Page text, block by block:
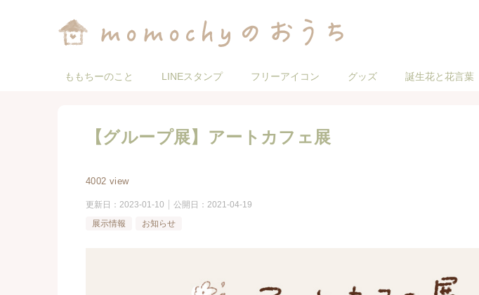
ももちーのこと LINEスタンプ フリーアイコン グッズ 誕生花と花言葉
【グループ展】アートカフェ展
4002 view
更新日： 2023-01-10 公開日： 2021-04-19
展示情報
お知らせ